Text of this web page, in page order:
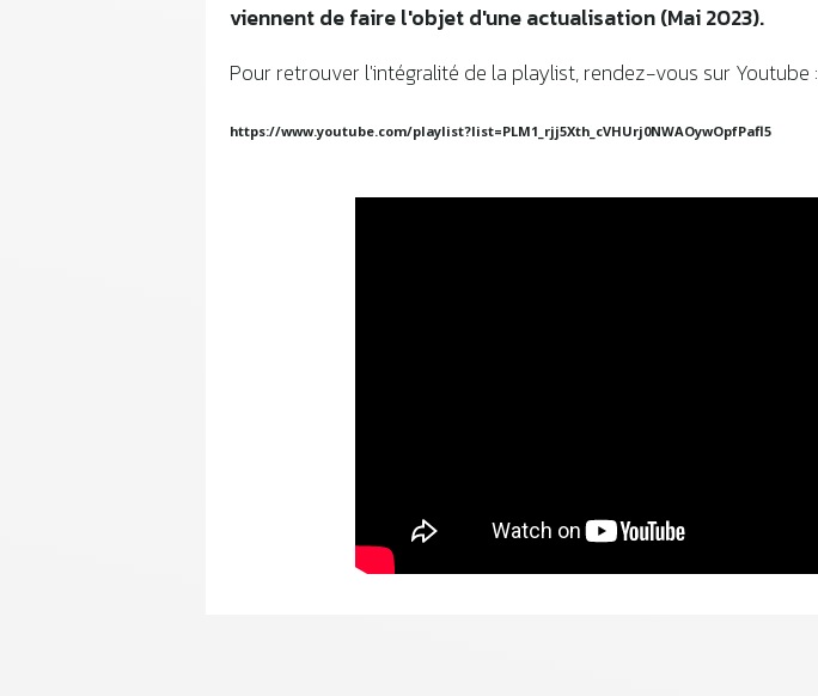
viennent de faire l'objet d'une actualisation (Mai 2023).
Pour retrouver l'intégralité de la playlist, rendez-vous sur Youtube :
https://www.youtube.com/playlist?list=PLM1_rjj5Xth_cVHUrj0NWAOywOpfPafl5